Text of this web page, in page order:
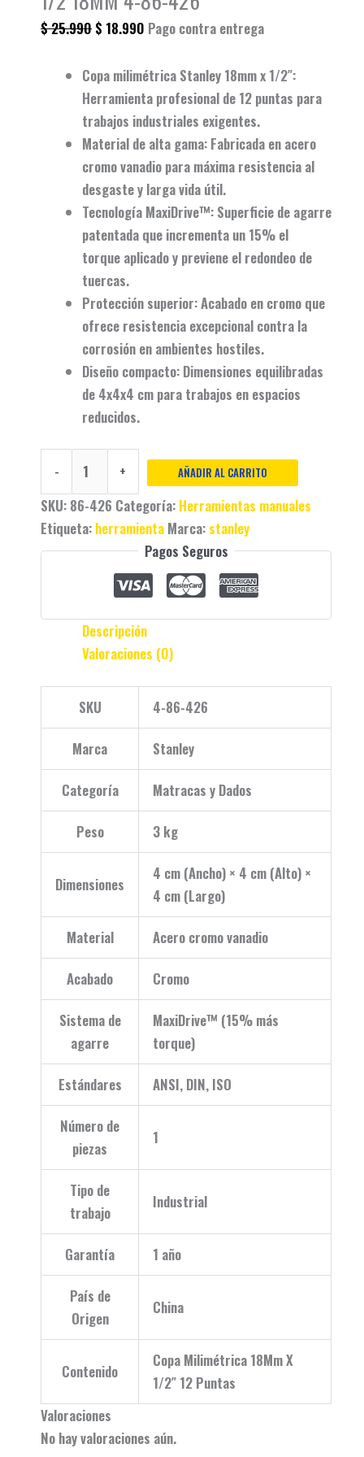
$25.990 $ 18.990 Pago contra entrega
Copa milimétrica Stanley 18mm x 1/2″:
Herramienta profesional de 12 puntas para
trabajos industriales exigentes.
Material de alta gama: Fabricada en acero
cromo vanadio para máxima resistencia al
desgaste y larga vida útil.
Tecnología MaxiDrive™: Superficie de agarre
patentada que incrementa un 15% el
torque aplicado y previene el redondeo de
tuercas.
Protección superior: Acabado en cromo que
ofrece resistencia excepcional contra la
corrosión en ambientes hostiles.
Diseño compacto: Dimensiones equilibradas
de 4x4x4 cm para trabajos en espacios
reducidos.
- + AÑADIR AL CARRITO
SKU: 86-426 Categoría: Herramientas manuales
Etiqueta: herramienta Marca: stanley
Pagos Seguros
Descripción
Valoraciones (0)
SKU 4-86-426
Marca Stanley
Categoría Matracas y Dados
Peso 3 kg
Dimensiones
4 cm (Ancho) × 4 cm (Alto) ×
4 cm (Largo)
Material Acero cromo vanadio
Acabado Cromo
Sistema de
agarre
MaxiDrive™ (15% más
torque)
Estándares ANSI, DIN, ISO
Número de
piezas
1
Tipo de
trabajo
Industrial
Garantía 1 año
País de
Origen
China
Contenido
Copa Milimétrica 18Mm X
1/2″ 12 Puntas
Valoraciones
No hay valoraciones aún.